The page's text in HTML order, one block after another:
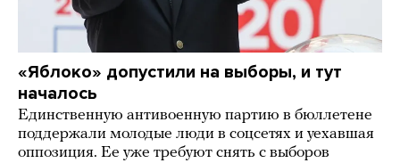
«Яблоко» допустили на выборы, и тут
началось
Единственную антивоенную партию в бюллетене
поддержали молодые люди в соцсетях и уехавшая
оппозиция. Ее уже требуют снять с выборов